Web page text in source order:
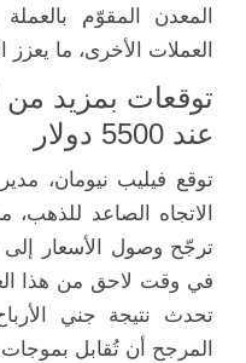
المعدن المقوّم
العملات الأخرى، ما
توقعات بمزيد
عند 5500 دولار
توقع فيليب نيومان،
الاتجاه الصاعد للذهب،
في وقت لاحق من هذا
تحدث نتيجة جني
المرجح أن تُقابل